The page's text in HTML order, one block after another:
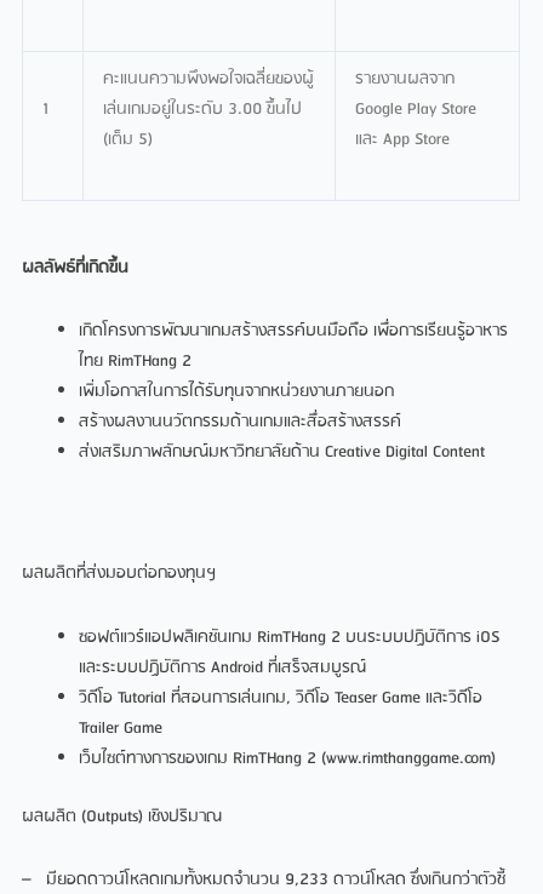
1
คะแนนความพึงพอใจเฉลี่ยของผู้
เล่นเกมอยู่ในระดับ 3.00 ขึ้นไป
(เต็ม 5)
รายงานผลจาก
Google Play Store
และ App Store
ผลลัพธ์ที่เกิดขึ้น
เกิดโครงการพัฒนาเกมสร้างสรรค์บนมือถือ เพื่อการเรียนรู้อาหาร
ไทย RimTHang 2
เพิ่มโอกาสในการได้รับทุนจากหน่วยงานภายนอก
สร้างผลงานนวัตกรรมด้านเกมและสื่อสร้างสรรค์
ส่งเสริมภาพลักษณ์มหาวิทยาลัยด้าน Creative Digital Content
ผลผลิตที่ส่งมอบต่อกองทุนฯ
ซอฟต์แวร์แอปพลิเคชันเกม RimTHang 2 บนระบบปฏิบัติการ iOS
และระบบปฏิบัติการ Android ที่เสร็จสมบูรณ์
วิดีโอ Tutorial ที่สอนการเล่นเกม, วิดีโอ Teaser Game และวิดีโอ
Trailer Game
เว็บไซต์ทางการของเกม RimTHang 2 (www.rimthanggame.com)
ผลผลิต (Outputs) เชิงปริมาณ
– มียอดดาวน์โหลดเกมทั้งหมดจำนวน 9,233 ดาวน์โหลด ซึ่งเกินกว่าตัวชี้